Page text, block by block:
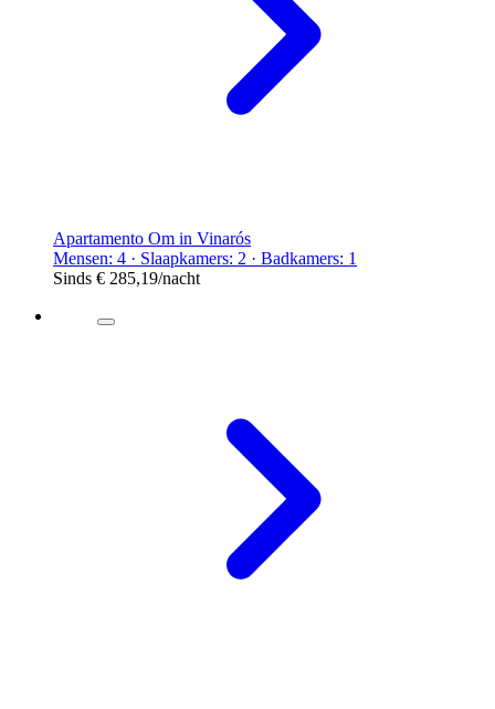
Apartamento Om in Vinarós
Mensen: 4 · Slaapkamers: 2 · Badkamers: 1
Sinds € 285,19/nacht